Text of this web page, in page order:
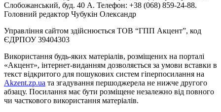
Слобожанський, буд. 40 А. Телефон: +38 (068) 859-24-88.
Головний редактор Чубукін Олександр
Управління сайтом здійснюється ТОВ “ГПП Акцент”, код
ЄДРПОУ 39404303
Використання будь-яких матеріалів, розміщених на порталі
«Акцент», інтернет-виданням дозволяється за умови вставки в
текст відкритого для пошукових систем гіперпосилання на
Akzent.zp.ua та згадування першоджерела не нижче другого
абзацу. Посилання має бути розміщене незалежно від повного
чи часткового використання матеріалів.